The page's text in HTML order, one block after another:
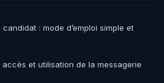
: mode d’emploi simple et
et utilisation de la messagerie